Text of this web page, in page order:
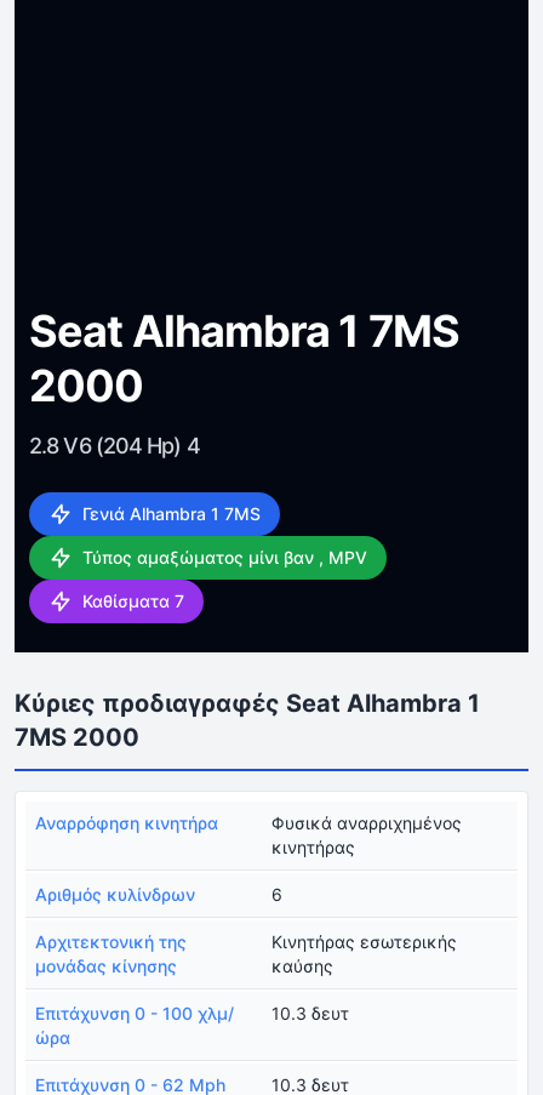
Seat Alhambra 1 7MS
2000
2.8 V6 (204 Hp) 4
Γενιά Alhambra 1 7MS
Τύπος αμαξώματος μίνι βαν , MPV
Καθίσματα 7
Κύριες προδιαγραφές Seat Alhambra 1
7MS 2000
Αναρρόφηση κινητήρα
Φυσικά αναρριχημένος
κινητήρας
Αριθμός κυλίνδρων 6
Αρχιτεκτονική της
μονάδας κίνησης
Κινητήρας εσωτερικής
καύσης
Επιτάχυνση 0 - 100 χλμ/
ώρα
10.3 δευτ
Επιτάχυνση 0 - 62 Mph 10.3 δευτ